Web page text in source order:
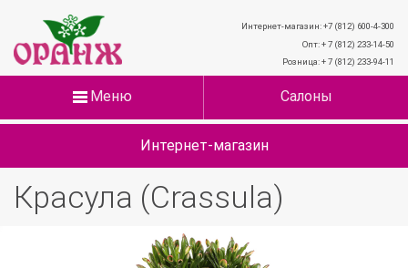
Интернет-магазин: +7 (812) 600-4-300
Опт: + 7 (812) 233-14-50
Розница: + 7 (812) 233-94-11
Меню Салоны
Интернет-магазин
Красула (Crassula)